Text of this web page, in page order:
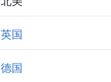
英国
德国